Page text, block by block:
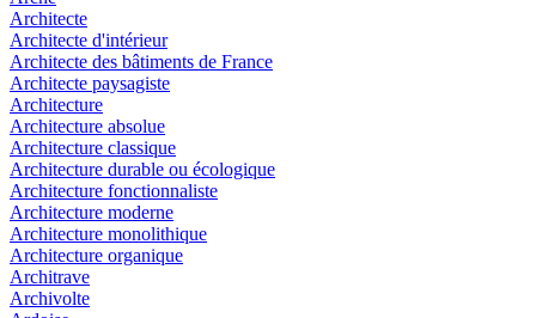
Architecte
Architecte d'intérieur
Architecte des bâtiments de France
Architecte paysagiste
Architecture
Architecture absolue
Architecture classique
Architecture durable ou écologique
Architecture fonctionnaliste
Architecture moderne
Architecture monolithique
Architecture organique
Architrave
Archivolte